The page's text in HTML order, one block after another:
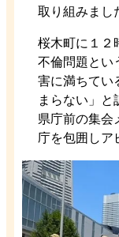
取り組みまし
桜木町に１２
不倫問題とい
害に満ちてい
まらない」と
県庁前の集会
庁を包囲しア